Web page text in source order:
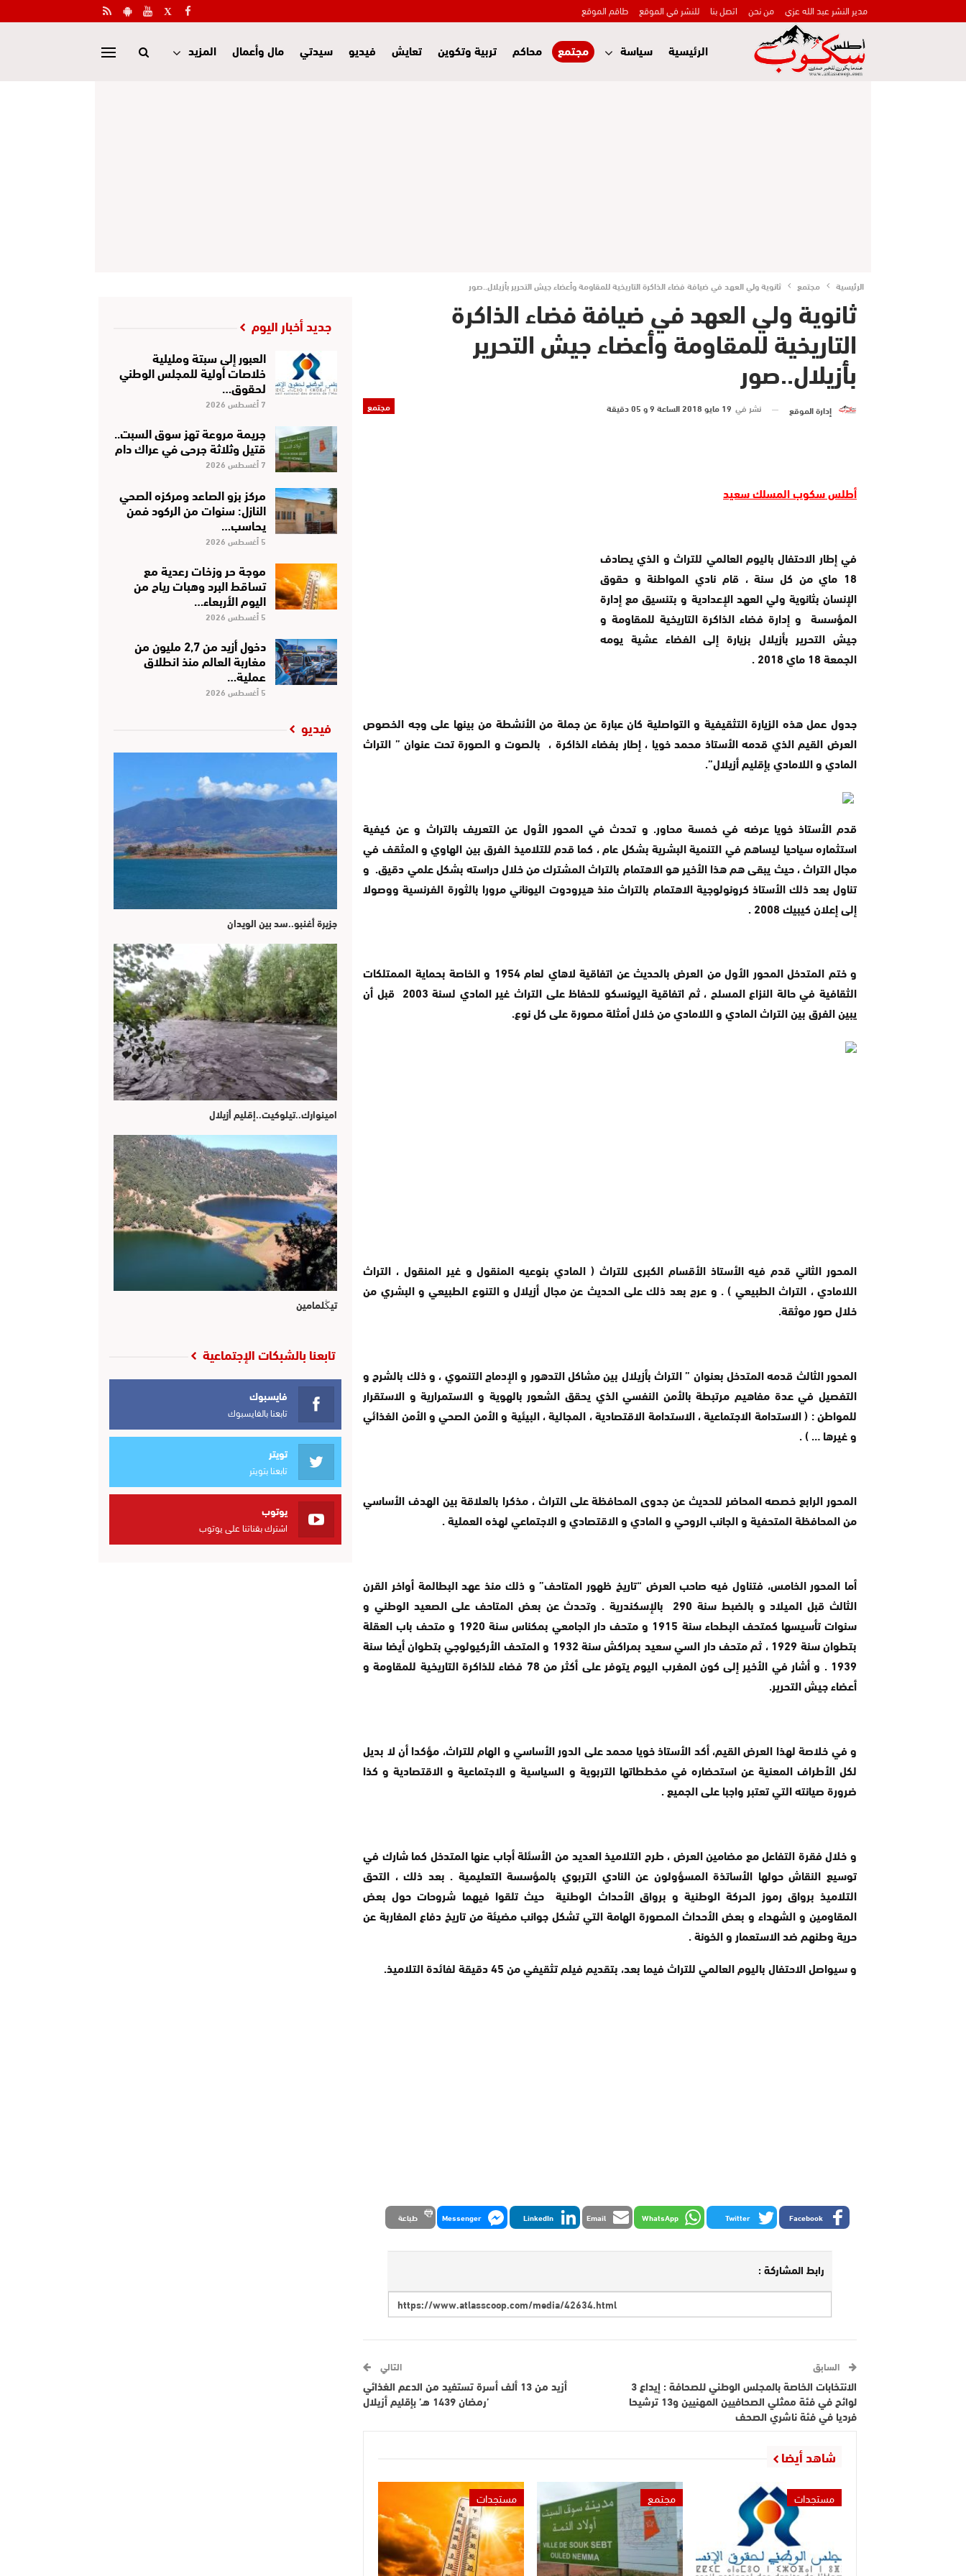
مدير النشر عبد الله عزي من نحن اتصل بنا للنشر في الموقع طاقم الموقع
الرئيسية سياسة مجتمع محاكم تربية وتكوين تعايش فيديو سيدتي مال وأعمال المزيد
الرئيسية مجتمع ثانوية ولي العهد في ضيافة فضاء الذاكرة التاريخية للمقاومة وأعضاء جيش التحرير بأزيلال..صور
ثانوية ولي العهد في ضيافة فضاء الذاكرة
التاريخية للمقاومة وأعضاء جيش التحرير
بأزيلال..صور
مجتمع إدارة الموقع نشر في 19 مايو 2018 الساعة 9 و 05 دقيقة
أطلس سكوب المسلك سعيد
في إطار الاحتفال باليوم العالمي للتراث و الذي يصادف
18 ماي من كل سنة ، قام نادي المواطنة و حقوق
الإنسان بثانوية ولي العهد الإعدادية و بتنسيق مع إدارة
المؤسسة و إدارة فضاء الذاكرة التاريخية للمقاومة و
جيش التحرير بأزيلال بزيارة إلى الفضاء عشية يومه
الجمعة 18 ماي 2018 .
جدول عمل هذه الزيارة التثقيفية و التواصلية كان عبارة عن جملة من الأنشطة من بينها على وجه الخصوص
العرض القيم الذي قدمه الأستاذ محمد خويا ، إطار بفضاء الذاكرة ، بالصوت و الصورة تحت عنوان ” التراث
المادي و اللامادي بإقليم أزيلال”.
قدم الأستاذ خويا عرضه في خمسة محاور. و تحدث في المحور الأول عن التعريف بالتراث و عن كيفية
استثماره سياحيا ليساهم في التنمية البشرية بشكل عام ، كما قدم للتلاميذ الفرق بين الهاوي و المثقف في
مجال التراث ، حيث يبقى هم هذا الأخير هو الاهتمام بالتراث المشترك من خلال دراسته بشكل علمي دقيق. و
تناول بعد ذلك الأستاذ كرونولوجية الاهتمام بالتراث منذ هيرودوت اليوناني مرورا بالثورة الفرنسية ووصولا
إلى إعلان كيبيك 2008 .
و ختم المتدخل المحور الأول من العرض بالحديث عن اتفاقية لاهاي لعام 1954 و الخاصة بحماية الممتلكات
الثقافية في حالة النزاع المسلح ، ثم اتفاقية اليونسكو للحفاظ على التراث غير المادي لسنة 2003 قبل أن
يبين الفرق بين التراث المادي و اللامادي من خلال أمثلة مصورة على كل نوع.
المحور الثاني قدم فيه الأستاذ الأقسام الكبرى للتراث ( المادي بنوعيه المنقول و غير المنقول ، التراث
اللامادي ، التراث الطبيعي ) . و عرج بعد ذلك على الحديث عن مجال أزيلال و التنوع الطبيعي و البشري من
خلال صور موثقة.
المحور الثالث قدمه المتدخل بعنوان ” التراث بأزيلال بين مشاكل التدهور و الإدماج التنموي ، و ذلك بالشرح و
التفصيل في عدة مفاهيم مرتبطة بالأمن النفسي الذي يحقق الشعور بالهوية و الاستمرارية و الاستقرار
للمواطن : ( الاستدامة الاجتماعية ، الاستدامة الاقتصادية ، المجالية ، البيئية و الأمن الصحي و الأمن الغذائي
و غيرها … ) .
المحور الرابع خصصه المحاضر للحديث عن جدوى المحافظة على التراث ، مذكرا بالعلاقة بين الهدف الأساسي
من المحافظة المتحفية و الجانب الروحي و المادي و الاقتصادي و الاجتماعي لهذه العملية .
أما المحور الخامس، فتناول فيه صاحب العرض “تاريخ ظهور المتاحف” و ذلك منذ عهد البطالمة أواخر القرن
الثالث قبل الميلاد و بالضبط سنة 290 بالإسكندرية . وتحدث عن بعض المتاحف على الصعيد الوطني و
سنوات تأسيسها كمتحف البطحاء سنة 1915 و متحف دار الجامعي بمكناس سنة 1920 و متحف باب العقلة
بتطوان سنة 1929 ، ثم متحف دار السي سعيد بمراكش سنة 1932 و المتحف الأركيولوجي بتطوان أيضا سنة
1939 . و أشار في الأخير إلى كون المغرب اليوم يتوفر على أكثر من 78 فضاء للذاكرة التاريخية للمقاومة و
أعضاء جيش التحرير.
و في خلاصة لهذا العرض القيم، أكد الأستاذ خويا محمد على الدور الأساسي و الهام للتراث، مؤكدا أن لا بديل
لكل الأطراف المعنية عن استحضاره في مخططاتها التربوية و السياسية و الاجتماعية و الاقتصادية و كذا
ضرورة صيانته التي تعتبر واجبا على الجميع .
و خلال فقرة التفاعل مع مضامين العرض ، طرح التلاميذ العديد من الأسئلة أجاب عنها المتدخل كما شارك في
توسيع النقاش حولها الأساتذة المسؤولون عن النادي التربوي بالمؤسسة التعليمية . بعد ذلك ، التحق
التلاميذ برواق رموز الحركة الوطنية و برواق الأحداث الوطنية حيث تلقوا فيهما شروحات حول بعض
المقاومين و الشهداء و بعض الأحداث المصورة الهامة التي تشكل جوانب مضيئة من تاريخ دفاع المغاربة عن
حرية وطنهم ضد الاستعمار و الخونة .
و سيواصل الاحتفال باليوم العالمي للتراث فيما بعد، بتقديم فيلم تثقيفي من 45 دقيقة لفائدة التلاميذ.
Facebook
Twitter
WhatsApp
Email
LinkedIn
Messenger طباعة
رابط المشاركة :
السابق
الانتخابات الخاصة بالمجلس الوطني للصحافة : إيداع 3
لوائح في فئة ممثلي الصحافيين المهنيين و13 ترشيحا
فرديا في فئة ناشري الصحف
التالي
أزيد من 13 ألف أسرة تستفيد من الدعم الغذائي
’رمضان 1439 هـ’ بإقليم أزيلال
شاهد أيضا
مستجدات مجتمع مستجدات
جديد أخبار اليوم
العبور إلى سبتة ومليلية
خلاصات أولية للمجلس الوطني
لحقوق…
7 أغسطس 2026
جريمة مروعة تهز سوق السبت..
قتيل وثلاثة جرحى في عراك دام
7 أغسطس 2026
مركز بزو الصاعد ومركزه الصحي
النازل: سنوات من الركود فمن
يحاسب…
5 أغسطس 2026
موجة حر وزخات رعدية مع
تساقط البرد وهبات رياح من
اليوم الأربعاء…
5 أغسطس 2026
دخول أزيد من 2,7 مليون من
مغاربة العالم منذ انطلاق
عملية…
5 أغسطس 2026
فيديو
جزيرة أغنبو..سد بين الويدان
امينوارك..تيلوكيت..إقليم أزيلال
تيڭلمامين
تابعنا بالشبكات الإجتماعية
فايسبوك
تابعنا بالفايسبوك
تويتر
تابعنا بتويتر
يوتوب
اشترك بقناتنا على يوتوب